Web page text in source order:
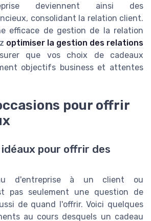
deviennent ainsi des
consolidant la relation client.
efficace de gestion de la relation
optimiser la gestion des relations
que vos choix de cadeaux
objectifs business et attentes
pour offrir
pour offrir des
d'entreprise à un client ou
pas seulement une question de
de quand l'offrir. Voici quelques
au cours desquels un cadeau